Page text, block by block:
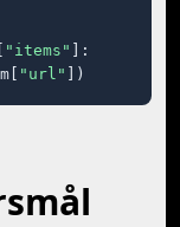
"items"
]:
"url" ])